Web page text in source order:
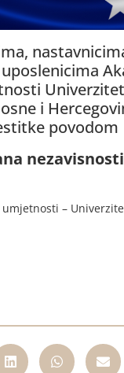
i
povodom
–